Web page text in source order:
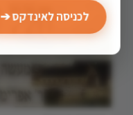
לכניסה לאינדקס ➔